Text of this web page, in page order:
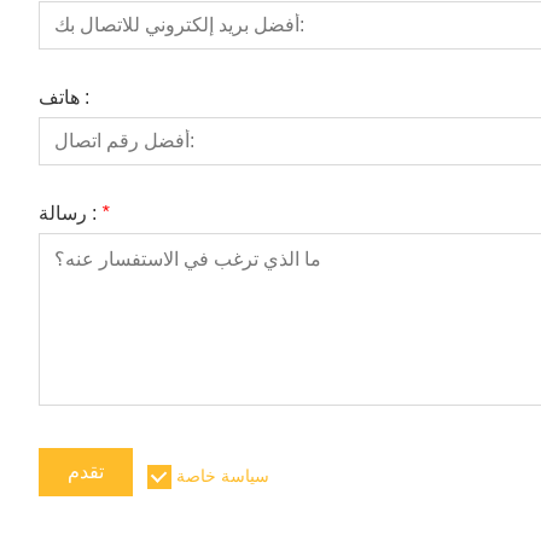
هاتف :
رسالة : *
تقدم سياسة خاصة